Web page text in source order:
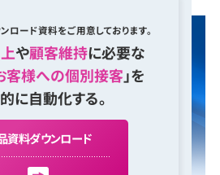
ロード資料をご用意しております。
や顧客維持に必要な
客様への個別接客」を
に自動化する。
資料ダウンロード